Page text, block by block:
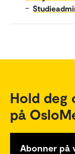
–
Hold deg
på
Abonner på